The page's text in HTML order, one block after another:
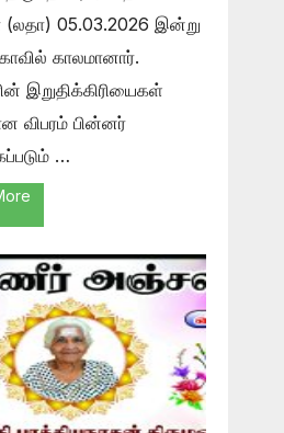
(லதா) 05.03.2026 இன்று
காலமானார்.
இறுதிக்கிரியைகள்
விபரம் பின்னர்
…